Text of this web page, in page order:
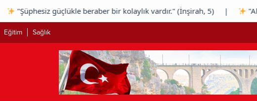
"Şüphesiz güçlükle beraber bir kolaylık vardır." (İnşirah, 5) | "Allah
Eğitim Sağlık